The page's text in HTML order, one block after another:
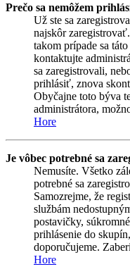
Prečo sa nemôžem
Už ste sa
najskôr
takom prípade sa
kontaktujte
sa zaregistrovali,
prihlásiť, znova
Obyčajne toto býva
administrátora,
Hore
Je vôbec potrebné sa
Nemusíte. Všetko
potrebné sa
Samozrejme, že
službám
postavičky,
prihlásenie do
doporučujeme.
Hore